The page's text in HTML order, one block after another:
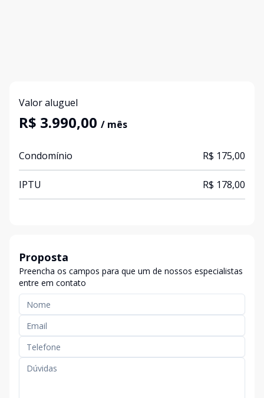
Valor aluguel
R$ 3.990,00 / mês
Condomínio R$ 175,00
IPTU R$ 178,00
Proposta
Preencha os campos para que um de nossos especialistas
entre em contato